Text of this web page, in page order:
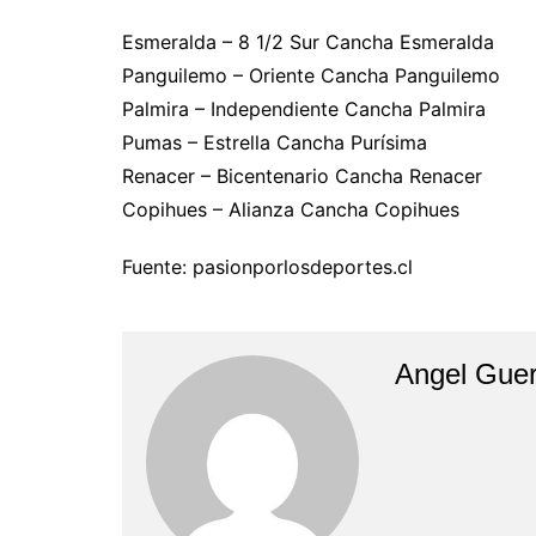
Esmeralda – 8 1/2 Sur Cancha Esmeralda
Panguilemo – Oriente Cancha Panguilemo
Palmira – Independiente Cancha Palmira
Pumas – Estrella Cancha Purísima
Renacer – Bicentenario Cancha Renacer
Copihues – Alianza Cancha Copihues
Fuente: pasionporlosdeportes.cl
Angel